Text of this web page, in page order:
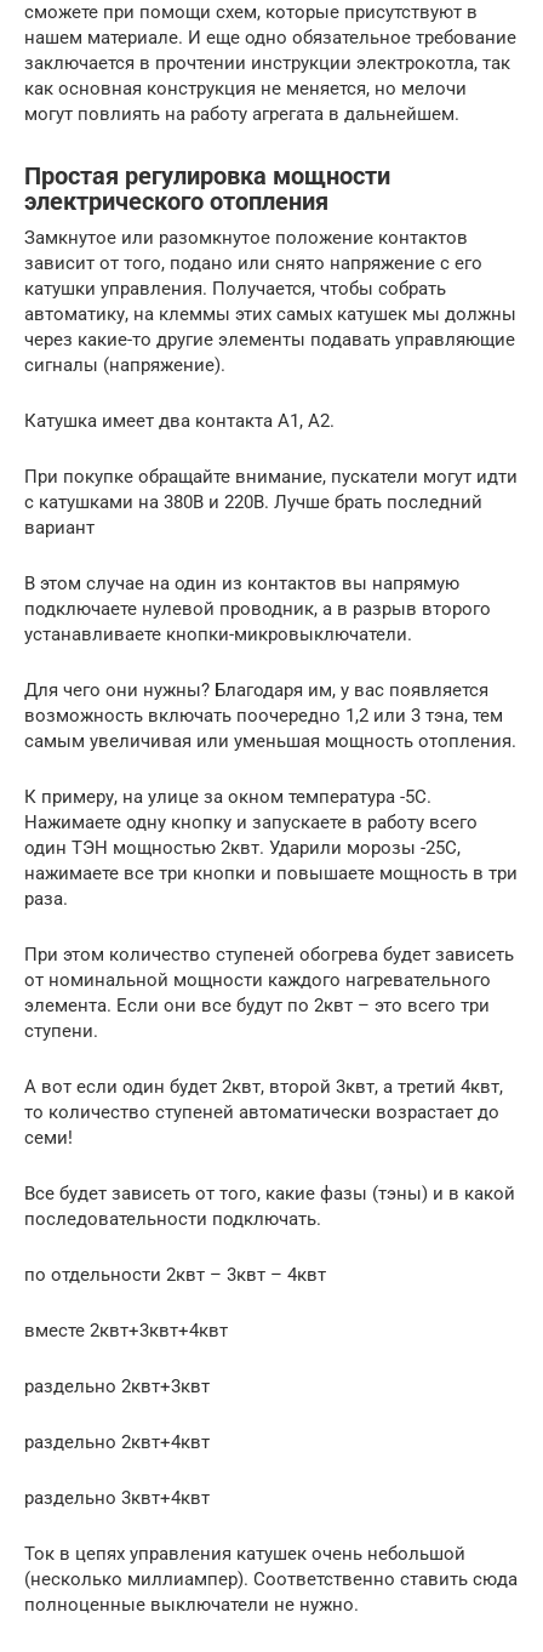
сможете при помощи схем, которые присутствуют в
нашем материале. И еще одно обязательное требование
заключается в прочтении инструкции электрокотла, так
как основная конструкция не меняется, но мелочи
могут повлиять на работу агрегата в дальнейшем.
Простая регулировка мощности
электрического отопления
Замкнутое или разомкнутое положение контактов
зависит от того, подано или снято напряжение с его
катушки управления. Получается, чтобы собрать
автоматику, на клеммы этих самых катушек мы должны
через какие-то другие элементы подавать управляющие
сигналы (напряжение).
Катушка имеет два контакта А1, А2.
При покупке обращайте внимание, пускатели могут идти
с катушками на 380В и 220В. Лучше брать последний
вариант
В этом случае на один из контактов вы напрямую
подключаете нулевой проводник, а в разрыв второго
устанавливаете кнопки-микровыключатели.
Для чего они нужны? Благодаря им, у вас появляется
возможность включать поочередно 1,2 или 3 тэна, тем
самым увеличивая или уменьшая мощность отопления.
К примеру, на улице за окном температура -5С.
Нажимаете одну кнопку и запускаете в работу всего
один ТЭН мощностью 2квт. Ударили морозы -25С,
нажимаете все три кнопки и повышаете мощность в три
раза.
При этом количество ступеней обогрева будет зависеть
от номинальной мощности каждого нагревательного
элемента. Если они все будут по 2квт – это всего три
ступени.
А вот если один будет 2квт, второй 3квт, а третий 4квт,
то количество ступеней автоматически возрастает до
семи!
Все будет зависеть от того, какие фазы (тэны) и в какой
последовательности подключать.
по отдельности 2квт – 3квт – 4квт
вместе 2квт+3квт+4квт
раздельно 2квт+3квт
раздельно 2квт+4квт
раздельно 3квт+4квт
Ток в цепях управления катушек очень небольшой
(несколько миллиампер). Соответственно ставить сюда
полноценные выключатели не нужно.